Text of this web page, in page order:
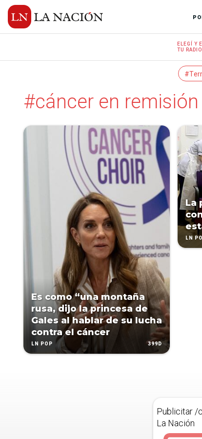
ELEGÍ Y
TU RADIO
#cáncer en remisión
Es como “una montaña
rusa, dijo la princesa de
Gales al hablar de su lucha
contra el cáncer
LN POP 399D
La
LN
Publicitar /
La Nación